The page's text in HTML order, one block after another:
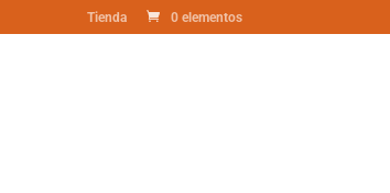
Tienda 0 elementos